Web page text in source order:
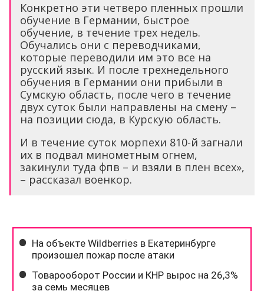
Конкретно эти четверо пленных прошли
обучение в Германии, быстрое
обучение, в течение трех недель.
Обучались они с переводчиками,
которые переводили им это все на
русский язык. И после трехнедельного
обучения в Германии они прибыли в
Сумскую область, после чего в течение
двух суток были направлены на смену –
на позиции сюда, в Курскую область.
И в течение суток морпехи 810-й загнали
их в подвал минометным огнем,
закинули туда фпв – и взяли в плен всех»,
– рассказал военкор.